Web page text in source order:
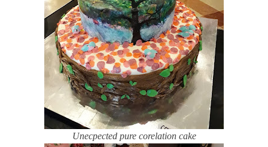
Unecpected pure corelation cake